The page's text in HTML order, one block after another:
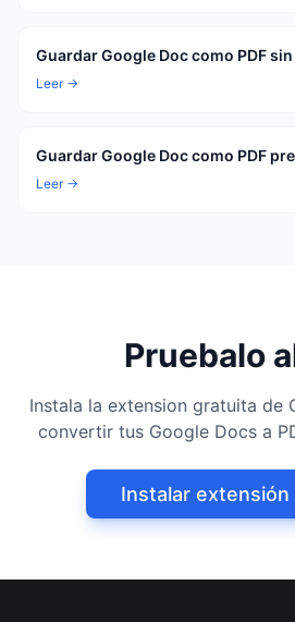
Guardar Google Doc como PDF
Leer →
Guardar Google Doc como PDF
Leer →
Pruebalo
Instala la extension gratuita de
convertir tus Google Docs a
Instalar extensión